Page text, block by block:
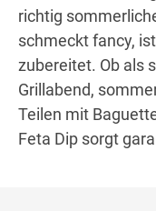
richtig
schmeckt fancy,
zubereitet. Ob als
Grillabend,
Teilen mit
Feta Dip sorgt